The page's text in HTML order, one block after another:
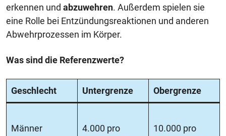
erkennen und abzuwehren. Außerdem spielen sie
eine Rolle bei Entzündungsreaktionen und anderen
Abwehrprozessen im Körper.
Was sind die Referenzwerte?
Geschlecht Untergrenze Obergrenze
Männer
4.000 pro
10.000 pro